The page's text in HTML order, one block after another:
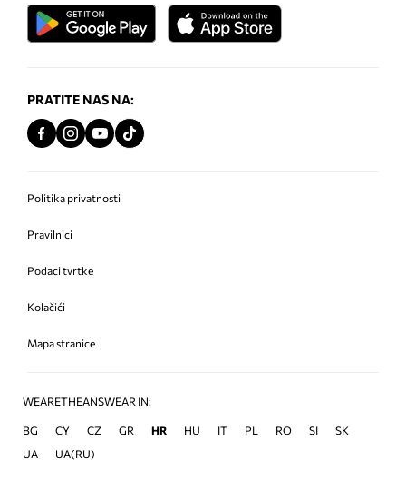
PRATITE NAS NA:
Politika privatnosti
Pravilnici
Podaci tvrtke
Kolačići
Mapa stranice
WEARETHEANSWEAR IN:
BG CY CZ GR HR HU IT PL RO SI
SK
UA
UA(RU)